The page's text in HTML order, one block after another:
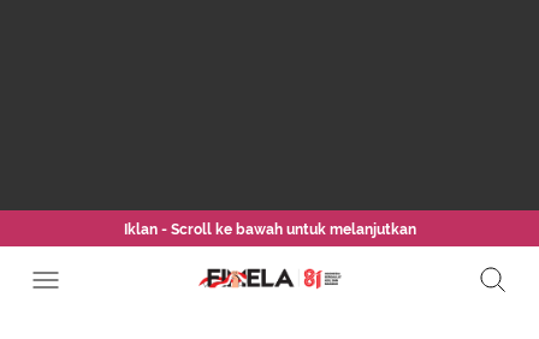
Iklan - Scroll ke bawah untuk melanjutkan